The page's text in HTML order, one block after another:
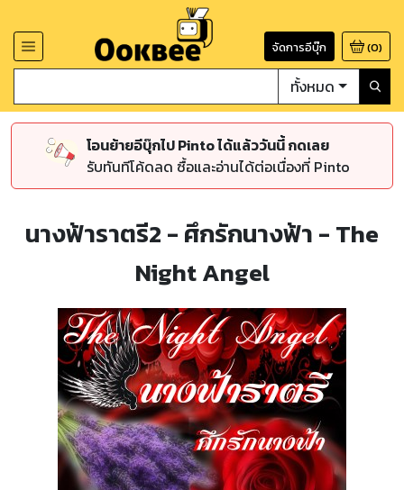
จัดการอีบุ๊ก (0)
ทั้งหมด
โอนย้ายอีบุ๊กไป Pinto ได้แล้ววันนี้ กดเลย
รับทันทีโค้ดลด ซื้อและอ่านได้ต่อเนื่องที่ Pinto
นางฟ้าราตรี2 - ศึกรักนางฟ้า - The
Night Angel